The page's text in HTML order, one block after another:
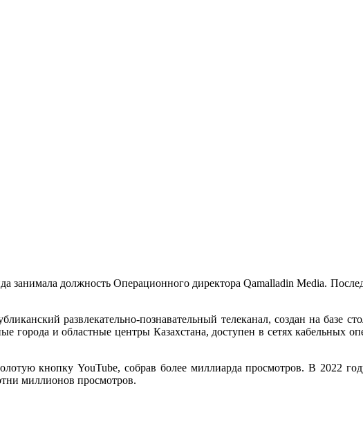
занимала должность Операционного директора Qamalladin Media.
развлекательно-познавательный телеканал, создан на базе
города и областные центры Казахстана, доступен в сетях кабельных
кнопку YouTube, собрав более миллиарда просмотров. В 2022
миллионов просмотров.